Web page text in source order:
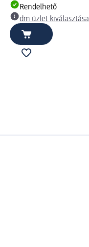
Rendelhető
dm üzlet kiválasztása